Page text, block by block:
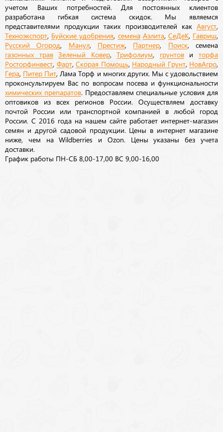
учетом Ваших потребностей. Для постоянных клиентов
разработана гибкая система скидок. Мы являемся
представителями продукции таких производителей как Август
Техноэкспорт Буйские удобрения семена Аэлита, СеДеК Гавриш
Русский Огород Манул, Престиж Партнер Поиск, семена
газонных трав Зеленый Ковер,Трифолиум грунтовиторфа
Росторфинвест Фарт, Скорая Помощь Народный Грунт, НовАгро
Гера Питер Пит , Лама Торф и многих других. Мы с удовольствием
проконсультируем Вас по вопросам посева и функциональности
химических препаратов. Предоставляем специальные условия для
оптовиков из всех регионов России. Осуществляем доставку
почтой России или транспортной компанией в любой город
России. С 2016 года на нашем сайте работает интернет-магазин
семян и другой садовой продукции. Цены в интернет магазине
ниже, чем на Wildberries и Ozon. Цены указаны без учета
доставки.
График работы ПН-СБ 8,00-17,00 ВС 9,00-16,00